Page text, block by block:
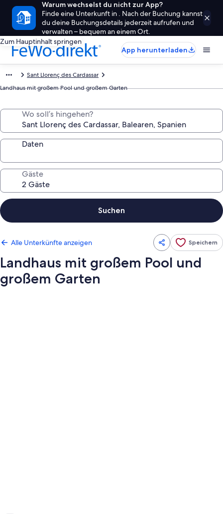
Warum wechselst du nicht zur App?
Finde eine Unterkunft in . Nach der Buchung kannst
du deine Buchungsdetails jederzeit aufrufen und
verwalten – bequem an einem Ort.
Zum Hauptinhalt springen
App herunterladen
Sant Llorenç des Cardassar
Landhaus mit großem Pool und großem Garten
Wo soll’s hingehen?
Daten
Gäste
Suchen
Alle Unterkünfte anzeigen Speichern
Landhaus mit großem Pool und
großem Garten